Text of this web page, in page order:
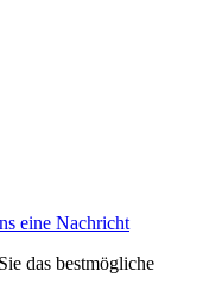
eine Nachricht
das bestmögliche